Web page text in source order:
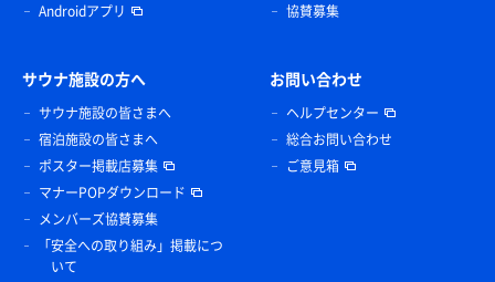
Androidアプリ
協賛募集
サウナ施設の方へ
サウナ施設の皆さまへ
宿泊施設の皆さまへ
ポスター掲載店募集
マナーPOPダウンロード
メンバーズ協賛募集
「安全への取り組み」掲載につ
いて
お問い合わせ
ヘルプセンター
総合お問い合わせ
ご意見箱